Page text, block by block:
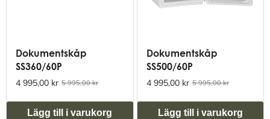
Dokumentskåp
SS360/60P
4 995,00 kr 5 995,00 kr
Lägg till i varukorg
Dokumentskåp
SS500/60P
4 995,00 kr 5 995,00 kr
Lägg till i varukorg